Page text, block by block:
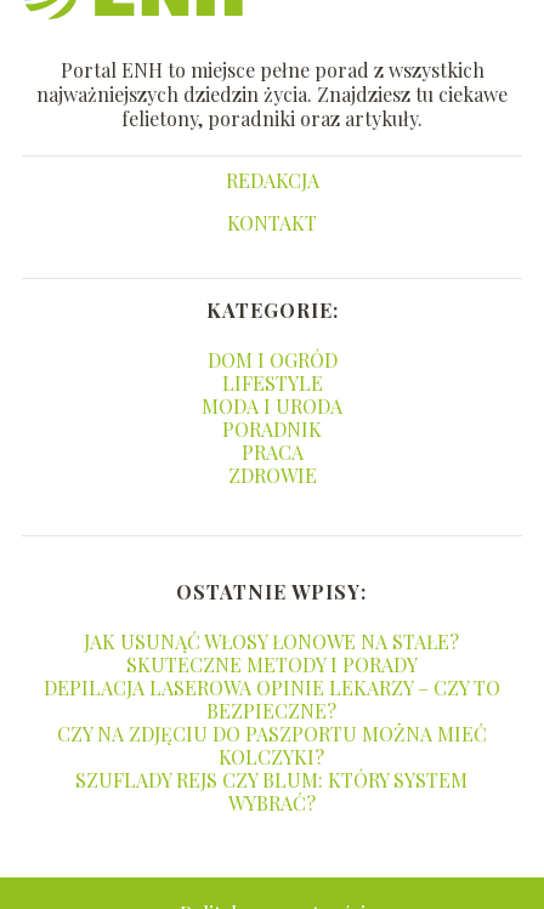
Portal ENH to miejsce pełne porad z wszystkich
najważniejszych dziedzin życia. Znajdziesz tu ciekawe
felietony, poradniki oraz artykuły.
REDAKCJA
KONTAKT
KATEGORIE:
DOM I OGRÓD
LIFESTYLE
MODA I URODA
PORADNIK
PRACA
ZDROWIE
OSTATNIE WPISY:
JAK USUNĄĆ WŁOSY ŁONOWE NA STAŁE?
SKUTECZNE METODY I PORADY
DEPILACJA LASEROWA OPINIE LEKARZY – CZY TO
BEZPIECZNE?
CZY NA ZDJĘCIU DO PASZPORTU MOŻNA MIEĆ
KOLCZYKI?
SZUFLADY REJS CZY BLUM: KTÓRY SYSTEM
WYBRAĆ?